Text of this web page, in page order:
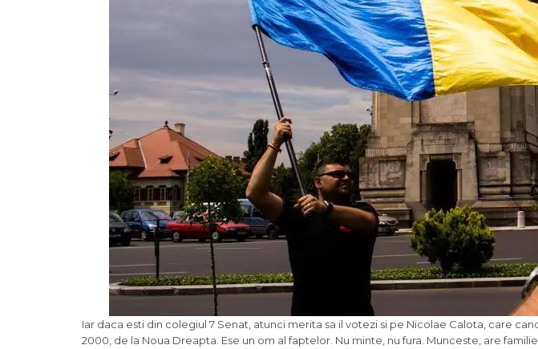
Iar daca esti din colegiul 7 Senat, atunci merita sa il votezi si pe Nicolae Calota, care
2000, de la Noua Dreapta. Ese un om al faptelor. Nu minte, nu fura. Munceste, are